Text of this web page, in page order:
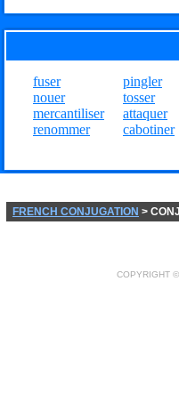
fuser
nouer
mercantiliser
renommer
pingler
tosser
attaquer
cabotiner
FRENCH CONJUGATION >
COPYRIGHT ©